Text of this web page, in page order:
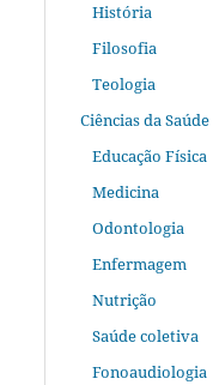
História
Filosofia
Teologia
Ciências da Saúde
Educação Física
Medicina
Odontologia
Enfermagem
Nutrição
Saúde coletiva
Fonoaudiologia